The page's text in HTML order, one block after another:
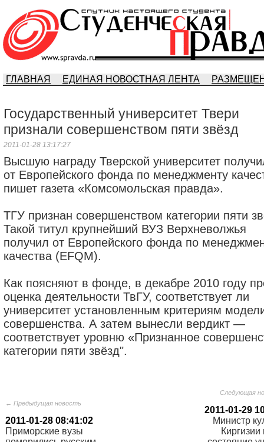
ГЛАВНАЯ ЕДИНАЯ НОВОСТНАЯ ЛЕНТА
Государственный университет Твери
признали совершенством пяти звёзд
2011-01-28 13:17:27
Высшую награду Тверской университет
от Европейского фонда по менеджменту
пишет газета «Комсомольская правда».
ТГУ признан совершенством категории пяти
Такой титул крупнейший ВУЗ Верхневолжья
получил от Европейского фонда по
качества (EFQM).
Как поясняют в фонде, в декабре 2010 году
оценка деятельности ТвГУ, соответствует ли
университет установленным критериям
совершенства. А затем вынесли вердикт —
соответствует уровню «Признанное
категории пяти звёзд".
← Предыдущая новость
2011-01-28 08:41:02
Приморские вузы
Следующая
2011-01-29
Министр
Киргизии